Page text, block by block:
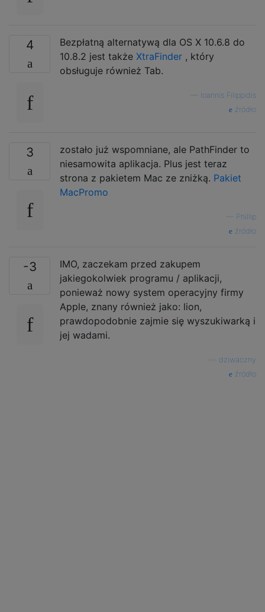
4
Bezpłatną alternatywą dla OS X 10.6.8 do
10.8.2 jest także XtraFinder , który
obsługuje również Tab.
Ioannis Filippidis
źródło
3
zostało już wspomniane, ale PathFinder to
niesamowita aplikacja. Plus jest teraz
strona z pakietem Mac ze zniżką. Pakiet
MacPromo
Phillip
źródło
-3
IMO, zaczekam przed zakupem
jakiegokolwiek programu / aplikacji,
ponieważ nowy system operacyjny firmy
Apple, znany również jako: lion,
prawdopodobnie zajmie się wyszukiwarką i
jej wadami.
dziwaczny
źródło